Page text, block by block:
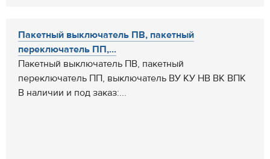
Пакетный выключатель ПВ, пакетный
переключатель ПП,...
Пакетный выключатель ПВ, пакетный
переключатель ПП, выключатель ВУ КУ НВ ВК ВПК
В наличии и под заказ:...